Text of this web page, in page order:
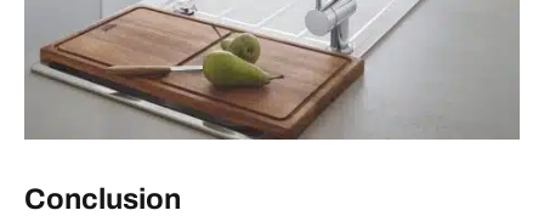
Conclusion